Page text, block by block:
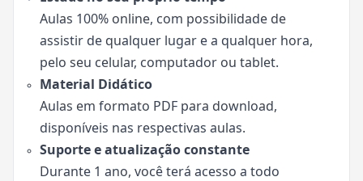
Aulas 100% online, com possibilidade de
assistir de qualquer lugar e a qualquer hora,
pelo seu celular, computador ou tablet.
Material Didático
Aulas em formato PDF para download,
disponíveis nas respectivas aulas.
Suporte e atualização constante
Durante 1 ano, você terá acesso a todo